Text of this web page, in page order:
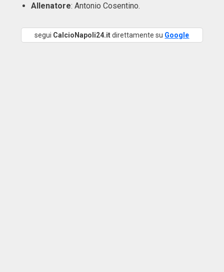
Allenatore: Antonio Cosentino.
segui CalcioNapoli24.itdirettamente su Google